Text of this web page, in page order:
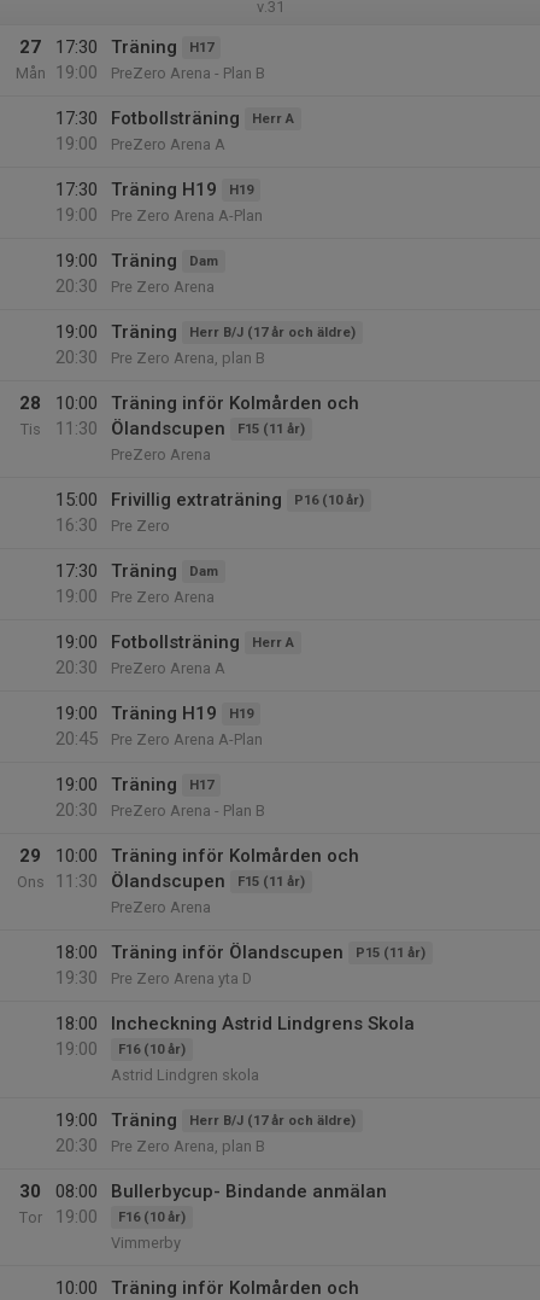
v.31
27
Mån
17:30
19:00
Träning H17
PreZero Arena - Plan B
17:30
19:00
Fotbollsträning Herr A
PreZero Arena A
17:30
19:00
Träning H19 H19
Pre Zero Arena A-Plan
19:00
20:30
Träning Dam
Pre Zero Arena
19:00
20:30
Träning Herr B/J (17 år och äldre)
Pre Zero Arena, plan B
28
Tis
10:00
11:30
Träning inför Kolmården och
Ölandscupen
F15 (11 år)
PreZero Arena
15:00
16:30
Frivillig extraträning P16 (10 år)
Pre Zero
17:30
19:00
Träning Dam
Pre Zero Arena
19:00
20:30
Fotbollsträning Herr A
PreZero Arena A
19:00
20:45
Träning H19 H19
Pre Zero Arena A-Plan
19:00
20:30
Träning H17
PreZero Arena - Plan B
29
Ons
10:00
11:30
Träning inför Kolmården och
Ölandscupen
F15 (11 år)
PreZero Arena
18:00
19:30
Träning inför Ölandscupen P15 (11 år)
Pre Zero Arena yta D
18:00
19:00
Incheckning Astrid Lindgrens Skola
F16 (10 år)
Astrid Lindgren skola
19:00
20:30
Träning Herr B/J (17 år och äldre)
Pre Zero Arena, plan B
30
Tor
08:00
19:00
Bullerbycup- Bindande anmälan
F16 (10 år)
Vimmerby
10:00
Träning inför Kolmården och